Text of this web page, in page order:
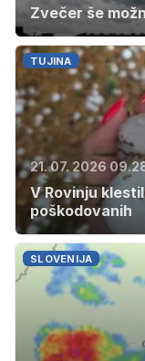
Zvečer še
TUJINA
21. 07. 2026
V Rovinju
poškodovanih
SLOVENIJA